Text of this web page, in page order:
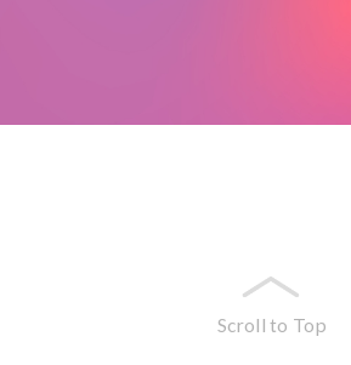
Scroll to Top